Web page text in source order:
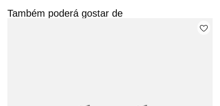
Também poderá gostar de